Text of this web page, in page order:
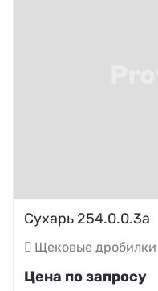
Сухарь 254.0.0.3а
Щековые
Цена по запросу